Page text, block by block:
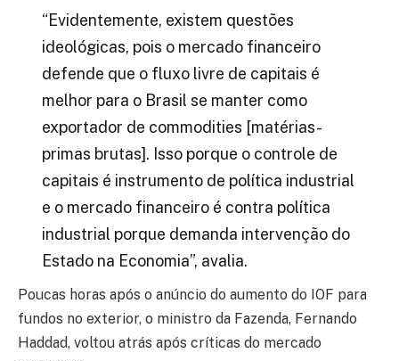
“Evidentemente, existem questões
ideológicas, pois o mercado financeiro
defende que o fluxo livre de capitais é
melhor para o Brasil se manter como
exportador de commodities [matérias-
primas brutas]. Isso porque o controle de
capitais é instrumento de política industrial
e o mercado financeiro é contra política
industrial porque demanda intervenção do
Estado na Economia”, avalia.
Poucas horas após o anúncio do aumento do IOF para
fundos no exterior, o ministro da Fazenda, Fernando
Haddad, voltou atrás após críticas do mercado